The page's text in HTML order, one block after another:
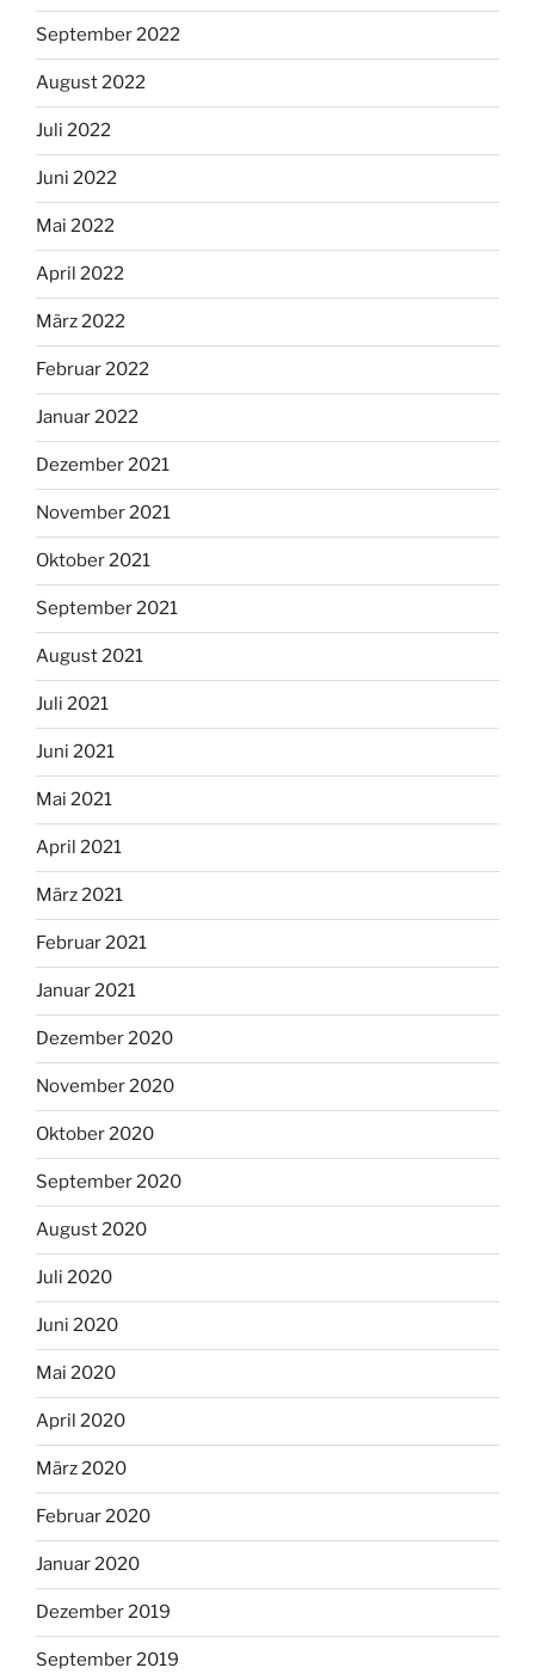
September 2022
August 2022
Juli 2022
Juni 2022
Mai 2022
April 2022
März 2022
Februar 2022
Januar 2022
Dezember 2021
November 2021
Oktober 2021
September 2021
August 2021
Juli 2021
Juni 2021
Mai 2021
April 2021
März 2021
Februar 2021
Januar 2021
Dezember 2020
November 2020
Oktober 2020
September 2020
August 2020
Juli 2020
Juni 2020
Mai 2020
April 2020
März 2020
Februar 2020
Januar 2020
Dezember 2019
September 2019